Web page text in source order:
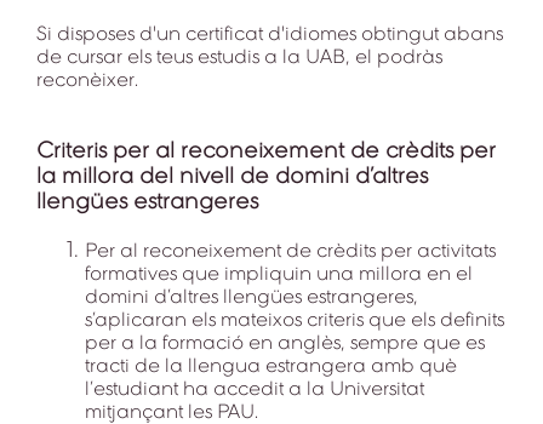
Si disposes d'un certificat d'idiomes obtingut abans
de cursar els teus estudis a la UAB, el podràs
reconèixer.
Criteris per al reconeixement de crèdits per
la millora del nivell de domini d’altres
llengües estrangeres
Per al reconeixement de crèdits per activitats
formatives que impliquin una millora en el
domini d’altres llengües estrangeres,
s’aplicaran els mateixos criteris que els definits
per a la formació en anglès, sempre que es
tracti de la llengua estrangera amb què
l’estudiant ha accedit a la Universitat
mitjançant les PAU.